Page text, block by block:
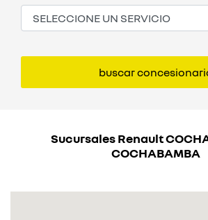
buscar
buscar
Sucursales Renault
COCHABAMBA